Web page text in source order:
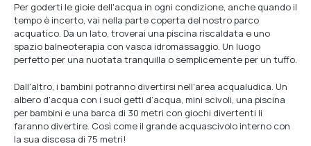
Per goderti le gioie dell'acqua in ogni condizione, anche quando il
tempo è incerto, vai nella parte coperta del nostro parco
acquatico. Da un lato, troverai una piscina riscaldata e uno
spazio balneoterapia con vasca idromassaggio. Un luogo
perfetto per una nuotata tranquilla o semplicemente per un tuffo.
Dall'altro, i bambini potranno divertirsi nell'area acqualudica. Un
albero d'acqua con i suoi getti d’acqua, mini scivoli, una piscina
per bambini e una barca di 30 metri con giochi divertenti li
faranno divertire. Così come il grande acquascivolo interno con
la sua discesa di 75 metri!